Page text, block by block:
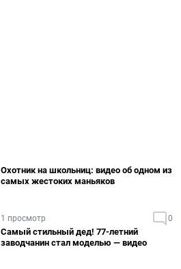
Охотник на школьниц: видео об одном из
самых жестоких маньяков
1 просмотр 0
Самый стильный дед! 77-летний
заводчанин стал моделью — видео